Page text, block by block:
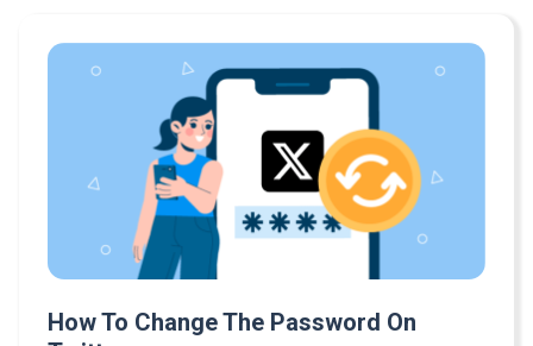
How To Change The Password On